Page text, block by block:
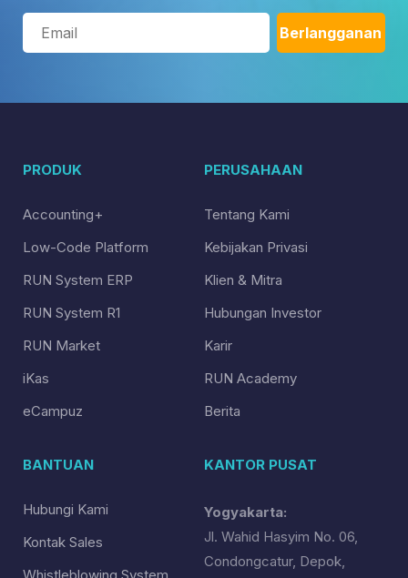
PRODUK
Accounting+
Low-Code Platform
RUN System ERP
RUN System R1
RUN Market
iKas
eCampuz
PERUSAHAAN
Tentang Kami
Kebijakan Privasi
Klien & Mitra
Hubungan Investor
Karir
RUN Academy
Berita
BANTUAN
Hubungi Kami
Kontak Sales
KANTOR PUSAT
Yogyakarta:
Jl. Wahid Hasyim No. 06,
Condongcatur, Depok,